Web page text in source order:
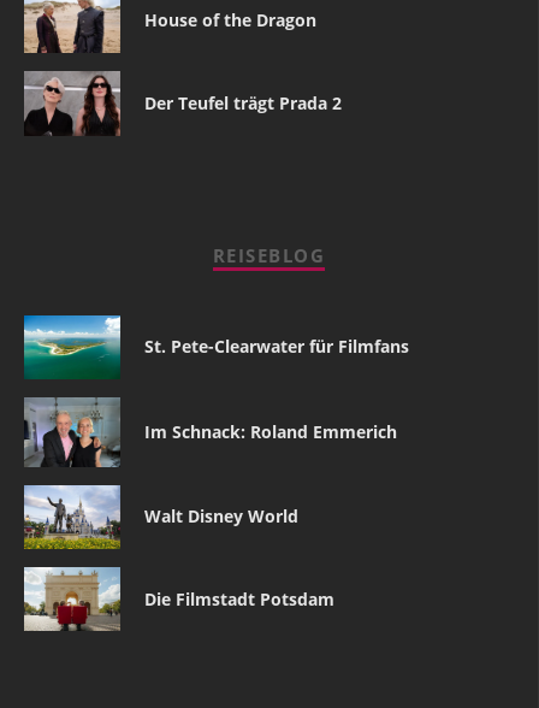
House of the Dragon
Der Teufel trägt Prada 2
REISEBLOG
St. Pete-Clearwater für Filmfans
Im Schnack: Roland Emmerich
Walt Disney World
Die Filmstadt Potsdam